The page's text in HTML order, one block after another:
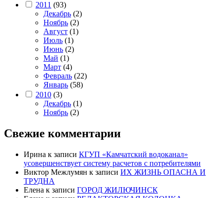
2011 (93)
Декабрь (2)
Ноябрь (2)
Август (1)
Июль (1)
Июнь (2)
Май (1)
Март (4)
Февраль (22)
Январь (58)
2010 (3)
Декабрь (1)
Ноябрь (2)
Свежие комментарии
Ирина к записи КГУП «Камчатский водоканал»
усовершенствует систему расчетов с потребителями
Виктор Межлумян к записи ИХ ЖИЗНЬ ОПАСНА И
ТРУДНА
Елена к записи ГОРОД ЖИЛЮЧИНСК